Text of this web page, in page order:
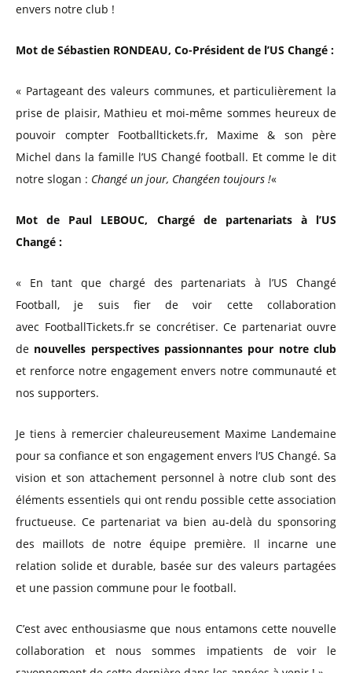
envers notre club !
Mot de Sébastien RONDEAU, Co-Président de l’US Changé :
« Partageant des valeurs communes, et particulièrement la
prise de plaisir, Mathieu et moi-même sommes heureux de
pouvoir compter Footballtickets.fr, Maxime & son père
Michel dans la famille l’US Changé football. Et comme le dit
notre slogan : Changé un jour, Changéen toujours !«
Mot de Paul LEBOUC, Chargé de partenariats à l’US
Changé :
« En tant que chargé des partenariats à l’US Changé
Football, je suis fier de voir cette collaboration
avec FootballTickets.fr se concrétiser. Ce partenariat ouvre
de nouvelles perspectives passionnantes pour notre club
et renforce notre engagement envers notre communauté et
nos supporters.
Je tiens à remercier chaleureusement Maxime Landemaine
pour sa confiance et son engagement envers l’US Changé. Sa
vision et son attachement personnel à notre club sont des
éléments essentiels qui ont rendu possible cette association
fructueuse. Ce partenariat va bien au-delà du sponsoring
des maillots de notre équipe première. Il incarne une
relation solide et durable, basée sur des valeurs partagées
et une passion commune pour le football.
C’est avec enthousiasme que nous entamons cette nouvelle
collaboration et nous sommes impatients de voir le